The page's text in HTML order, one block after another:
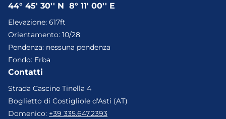
44° 45' 30'' N 8° 11' 00'' E
Elevazione: 617ft
Orientamento: 10/28
Pendenza: nessuna pendenza
Fondo: Erba
Contatti
Strada Cascine Tinella 4
Boglietto di Costigliole d'Asti (AT)
Domenico: +39 335.647.2393